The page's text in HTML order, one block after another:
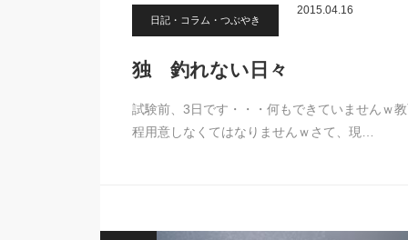
日記・コラム・つぶやき
2015.04.16
独 釣れない日々
試験前、3日です・・・何もできていませんｗ
程用意しなくてはなりませんｗさて、現…